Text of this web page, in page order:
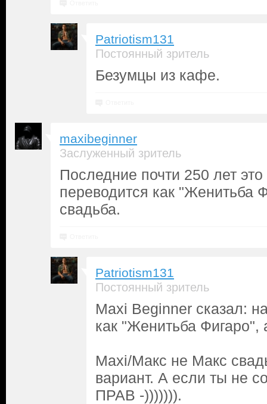
Patriotism131
Постоянный зритель
Безумцы из кафе.
maxibeginner
Заслуженный зритель
Последние почти 250 лет
переводится как "Женитьба
свадьба.
Patriotism131
Постоянный зритель
Maxi Beginner сказал:
как "Женитьба Фигаро",
Maxi/Макс не Макс
вариант. А если ты не
ПРАВ -))))))).